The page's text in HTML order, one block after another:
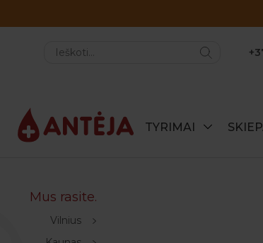
TYRIMAI
Mus rasite.
Vilnius